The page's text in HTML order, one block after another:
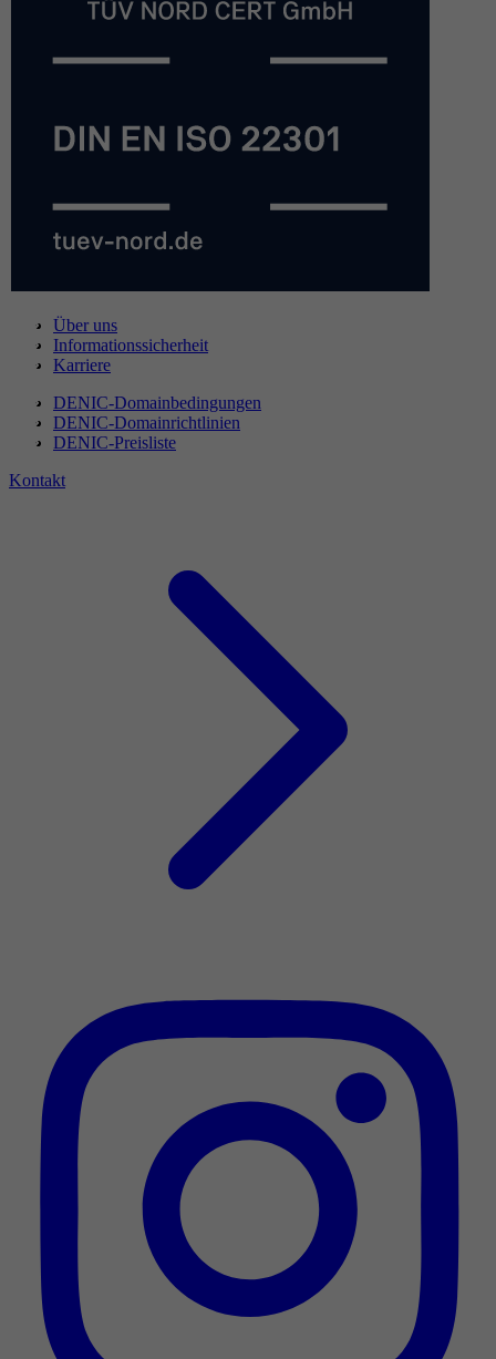
Über uns
Informationssicherheit
Karriere
DENIC-Domainbedingungen
DENIC-Domainrichtlinien
DENIC-Preisliste
Kontakt